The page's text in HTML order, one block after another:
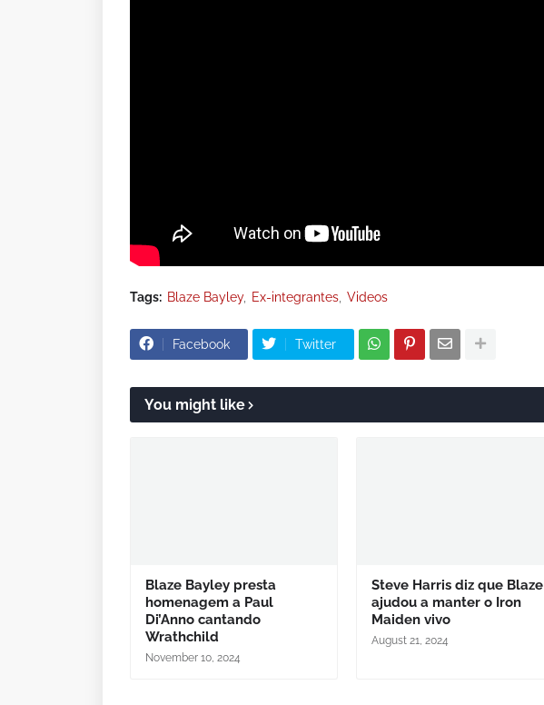
Tags: Blaze Bayley Ex-integrantes Videos
Facebook Twitter
You might like
Blaze Bayley presta
homenagem a Paul
Di’Anno cantando
Wrathchild
November 10, 2024
Steve Harris diz que Blaze
ajudou a manter o Iron
Maiden vivo
August 21, 2024